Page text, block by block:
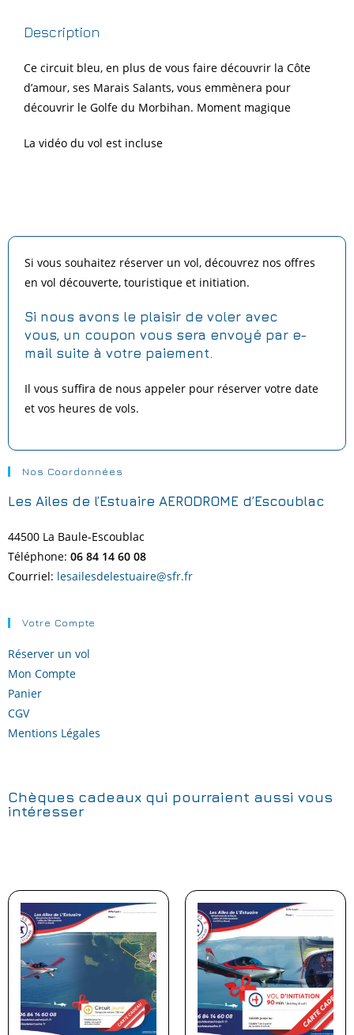
Description
Ce circuit bleu, en plus de vous faire découvrir la Côte
d’amour, ses Marais Salants, vous emmènera pour
découvrir le Golfe du Morbihan. Moment magique
La vidéo du vol est incluse
Si vous souhaitez réserver un vol, découvrez nos offres
en vol découverte, touristique et initiation.
Si nous avons le plaisir de voler avec
vous, un coupon vous sera envoyé par e-
mail suite à votre paiement.
Il vous suffira de nous appeler pour réserver votre date
et vos heures de vols.
Nos Coordonnées
Les Ailes de l’Estuaire AERODROME d’Escoublac
44500 La Baule-Escoublac
Téléphone: 06 84 14 60 08
Courriel: lesailesdelestuaire@sfr.fr
Votre Compte
Réserver un vol
Mon Compte
Panier
CGV
Mentions Légales
Chèques cadeaux qui pourraient aussi vous
intéresser